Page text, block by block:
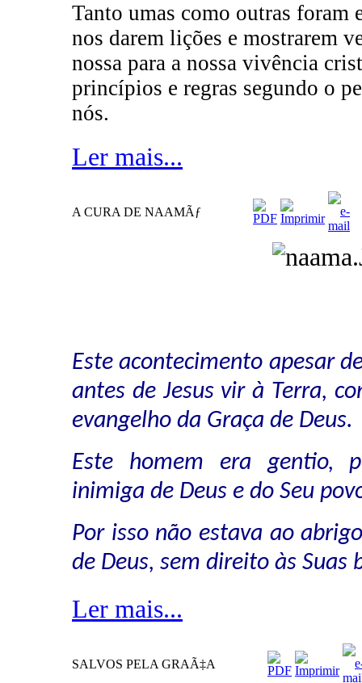
Tanto umas como outras foram
nos darem lições e mostrarem
nossa para a nossa vivência
princípios e regras segundo o
nós.
Ler mais...
A CURA DE NAAMÃƒ
Este acontecimento apesar
antes de Jesus vir à Terra,
evangelho da Graça de Deus.
Este homem era gentio,
inimiga de Deus e do Seu
Por isso não estava ao
de Deus, sem direito às Suas
Ler mais...
SALVOS PELA GRAÃ‡A